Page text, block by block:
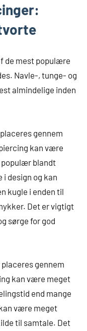
de mest populære
Navle-, tunge- og
almindelige inden
gennem
kan være
populær blandt
design og kan
kugle i enden til
Det er vigtigt
sørge for god
gennem
kan være meget
end mange
være meget
til samtale. Det